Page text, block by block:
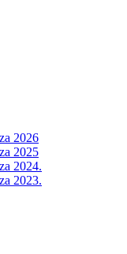
2026
2025
2024.
2023.